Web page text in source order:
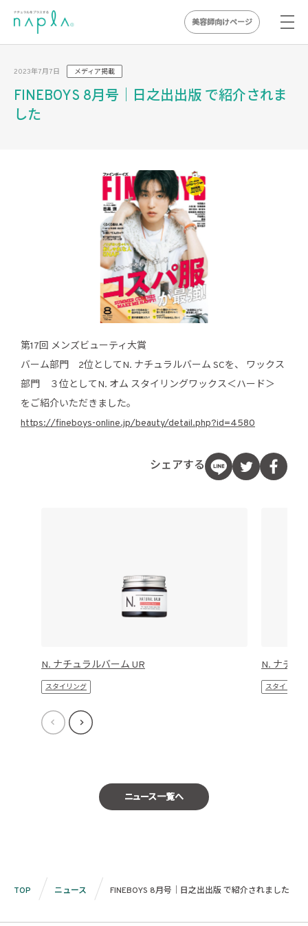
content
美容師向けページ
2023年7月7日 メディア掲載
FINEBOYS 8月号｜日之出出版 で紹介されま
した
第17回 メンズビューティ大賞
バーム部門 2位としてN. ナチュラルバーム SCを、 ワックス
部門 ３位としてN. オム スタイリングワックス＜ハード＞
をご紹介いただきました。
https://fineboys-online.jp/beauty/detail.php?id=4580
シェアする
N. ナチュラルバーム UR
スタイリング
N. ナチュ
スタイリング
ニュース一覧へ
TOP ニュース FINEBOYS 8月号｜日之出出版 で紹介されました